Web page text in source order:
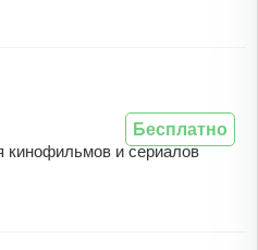
кинофильмов и сериалов
Бесплатно